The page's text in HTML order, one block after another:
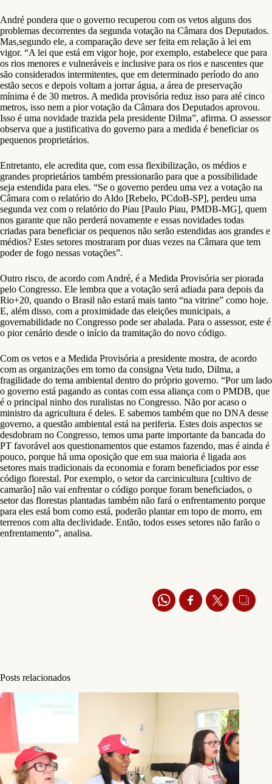
André pondera que o governo recuperou com os vetos alguns dos
problemas decorrentes da segunda votação na Câmara dos Deputados.
Mas,segundo ele, a comparação deve ser feita em relação à lei em
vigor. “A lei que está em vigor hoje, por exemplo, estabelece que para
os rios menores e vulneráveis e inclusive para os rios e nascentes que
são considerados intermitentes, que em determinado período do ano
estão secos e depois voltam a jorrar água, a área de preservação
mínima é de 30 metros. A medida provisória reduz isso para até cinco
metros, isso nem a pior votação da Câmara dos Deputados aprovou.
Isso é uma novidade trazida pela presidente Dilma”, afirma. O assessor
observa que a justificativa do governo para a medida é beneficiar os
pequenos proprietários.
Entretanto, ele acredita que, com essa flexibilização, os médios e
grandes proprietários também pressionarão para que a possibilidade
seja estendida para eles. “Se o governo perdeu uma vez a votação na
Câmara com o relatório do Aldo [Rebelo, PCdoB-SP], perdeu uma
segunda vez com o relatório do Piau [Paulo Piau, PMDB-MG], quem
nos garante que não perderá novamente e essas novidades todas
criadas para beneficiar os pequenos não serão estendidas aos grandes e
médios? Estes setores mostraram por duas vezes na Câmara que tem
poder de fogo nessas votações”.
Outro risco, de acordo com André, é a Medida Provisória ser piorada
pelo Congresso. Ele lembra que a votação será adiada para depois da
Rio+20, quando o Brasil não estará mais tanto “na vitrine” como hoje.
E, além disso, com a proximidade das eleições municipais, a
governabilidade no Congresso pode ser abalada. Para o assessor, este é
o pior cenário desde o início da tramitação do novo código.
Com os vetos e a Medida Provisória a presidente mostra, de acordo
com as organizações em torno da consigna Veta tudo, Dilma, a
fragilidade do tema ambiental dentro do próprio governo. “Por um lado
o governo está pagando as contas com essa aliança com o PMDB, que
é o principal ninho dos ruralistas no Congresso. Não por acaso o
ministro da agricultura é deles. E sabemos também que no DNA desse
governo, a questão ambiental está na periferia. Estes dois aspectos se
desdobram no Congresso, temos uma parte importante da bancada do
PT favorável aos questionamentos que estamos fazendo, mas é ainda é
pouco, porque há uma oposição que em sua maioria é ligada aos
setores mais tradicionais da economia e foram beneficiados por esse
código florestal. Por exemplo, o setor da carcinicultura [cultivo de
camarão] não vai enfrentar o código porque foram beneficiados, o
setor das florestas plantadas também não fará o enfrentamento porque
para eles está bom como está, poderão plantar em topo de morro, em
terrenos com alta declividade. Então, todos esses setores não farão o
enfrentamento”, analisa.
Posts relacionados